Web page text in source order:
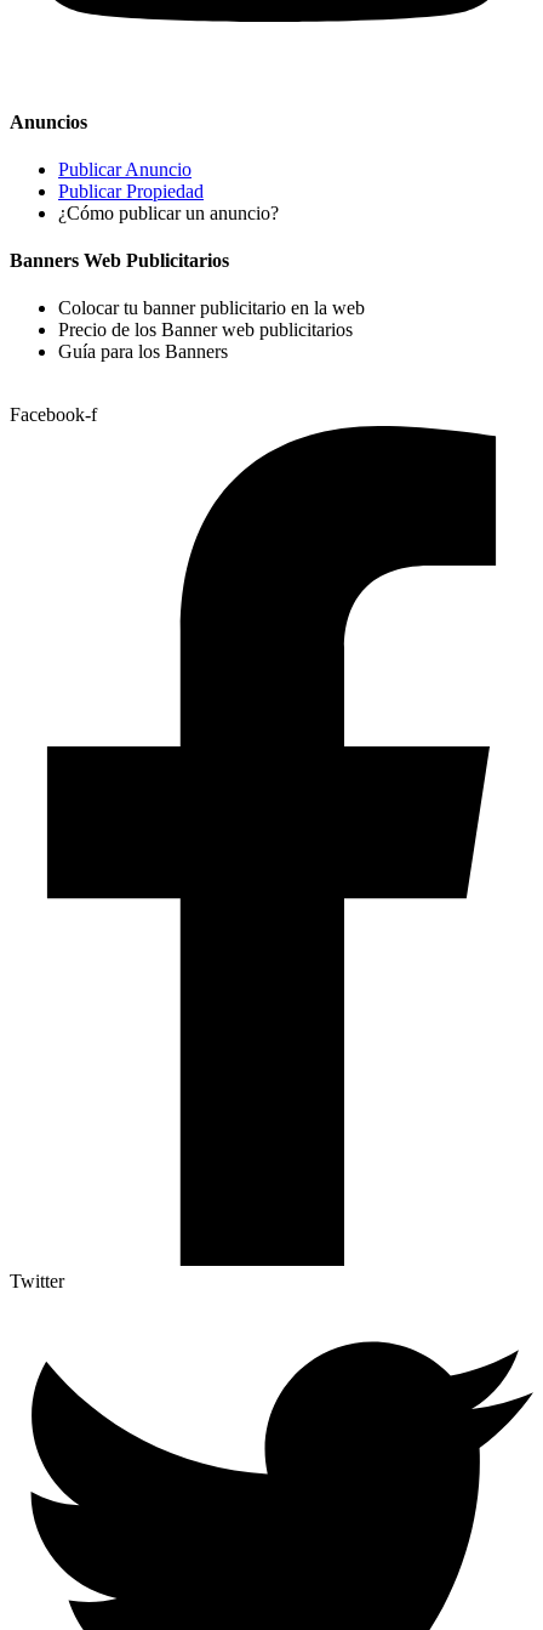
Anuncios
Publicar Anuncio
Publicar Propiedad
¿Cómo publicar un anuncio?
Banners Web Publicitarios
Colocar tu banner publicitario en la web
Precio de los Banner web publicitarios
Guía para los Banners
Facebook-f
Twitter